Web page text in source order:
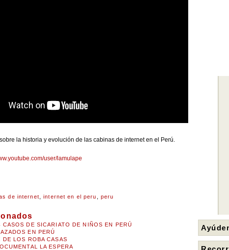
sobre la historia y evolución de las cabinas de internet en el Perú.
user/lamulape
de internet,internet en el peru , peru
CASOS DE SICARIATO DE NIÑOS EN PERÚ
EN PERÚ
DE LOS ROBA CASAS
LA ESPERA